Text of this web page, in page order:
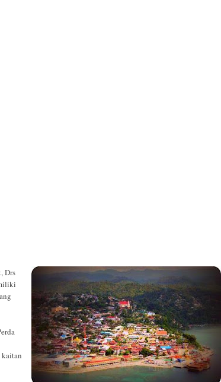
Drs
kaitan